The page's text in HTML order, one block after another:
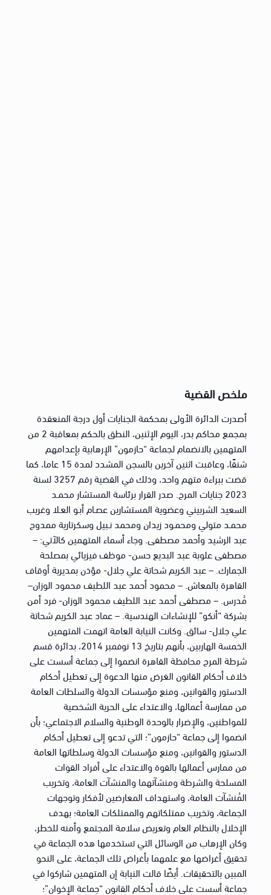
ملخص القضية
أصدرت الدائرة الأولى بمحكمة الجنايات أول درجة المنعقدة
بمجمع محاكم بدر، اليوم الإثنين، النطق بالحكم بمعاقبة 2 من
المتهمين بالانضمام لجماعة “حازمون” الإرهابية بإعدامهم
شنقًا، وعاقبت اثنين آخرين بالسجن المشدد لمدة 15 عاما، كما
قضت ببراءة متهم واحد، وذلك في القضية رقم 3257 لسنة
2023 جنايات المرج. صدر القرار برئاسة المستشار محمـد
السعيد الشربيني وعضوية المستشارين عصـام أبـو العـلا وغريب
محمـد متولي ومحمـود زيدان ومحمد نـبيل وسكرتارية ممدوح
عبد الرشيد وأحمد مصطفى. وجاء أسماء المتهمين كالآتي: –
مصطفى علوبة عبد البديع حسن- موظف فيزيائي بمصلحة
الجمارك. – عبد الكريم شحاتة علي جلال- مؤذن بمديرية أوقاف
القاهرة بالمعاش. – محمود أحمد عبد اللطيف محمود الوزان–
مُدرس. – مصطفى أحمد عبد اللطيف محمود الوزان- فرد أمن
بشركة “أنكو” للإنشاءات الهندسية. – عماد عبد الكريم شحاتة
علي جلال- سائق. وكانت النيابة العامة اتهمت المتهمين
الخمسة الهاربين، بأنهم بتاريخ 13 نوفمبر 2014، بدائرة قسم
شرطة المرج محافظة القاهرة انضموا إلى جماعة أسست على
خلاف أحكام القانون الغرض منها الدعوة إلى تعطيل أحكام
الدستور والقوانين، ومنع مؤسسات الدولة والسلطات العامة
من ممارسة أعمالها، والاعتداء على الحرية الشخصية
للمواطنين، والإضرار بالوحدة الوطنية والسلام الاجتماعي؛ بأن
انضموا إلى جماعة “حازمون”؛ التي تدعو إلى تعطيل أحكام
الدستور والقوانين، ومنع مؤسسات الدولة وسلطاتها العامة
من ممارس أعمالها بالقوة والاعتداء على أفراد القوات
المسلحة والشرطة ومنشآتهما والمنشآت العامة، وتخريب
المُنشآت العامة، واستهداف المعارضين لأفكار وتوجهات
الجماعة، وتخريب ممتلكاتهم والممتلكات العامة؛ بهدف
الإخلال بالنظام العام وتعريض سلامة المجتمع وأمنه للخطر،
وكان الإرهاب من الوسائل التي تستخدمها هذه الجماعة في
تحقيق أغراضها مع علمهما بأغراض تلك الجماعة، على النحو
المبين بالتحقيقات. أيضًا قالت النيابة إن المتهمين شاركوا في
جماعة أسست على خلاف أحكام القانون “جماعة الإخوان”؛